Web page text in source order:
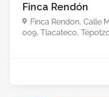
Finca Rendón
Finca Rendon, Calle
009, Tlacateco,